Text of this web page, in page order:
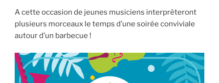
A cette occasion de jeunes musiciens interprèteront
plusieurs morceaux le temps d’une soirée conviviale
autour d’un barbecue !